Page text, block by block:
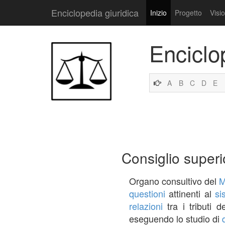
Enciclopedia giuridica Inizio Progetto
A B C D E
Consiglio
Organo consultivo del
questioni attinenti al
relazioni tra i tributi
eseguendo lo studio di